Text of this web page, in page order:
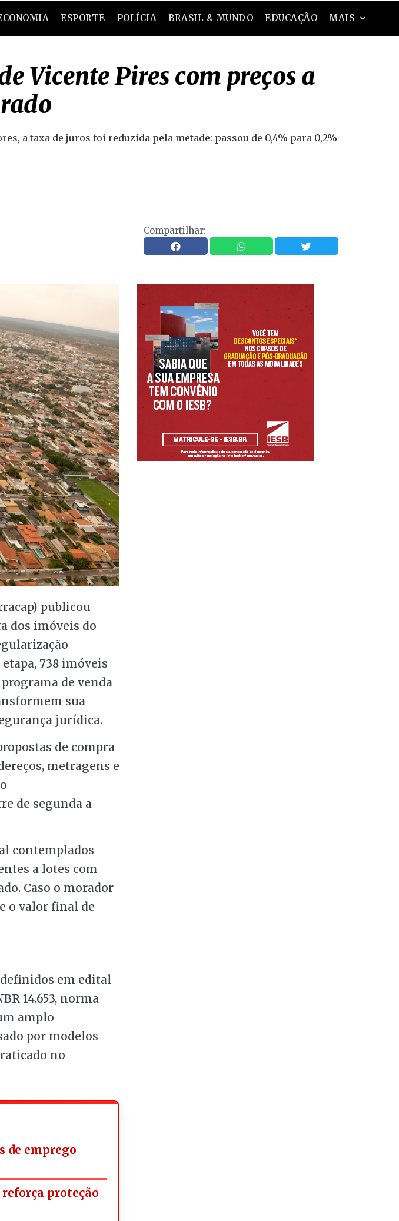
ESPORTE POLÍCIA BRASIL & MUNDO EDUCAÇÃO MAIS
Vicente Pires com preços a
a taxa de juros foi reduzida pela metade: passou de 0,4% para 0,2%
Compartilhar:
publicou
dos imóveis do
738 imóveis
de venda
sua
jurídica.
de compra
metragens e
de segunda a
contemplados
a lotes com
Caso o morador
o valor final de
em edital
14.653, norma
amplo
por modelos
no
de emprego
proteção